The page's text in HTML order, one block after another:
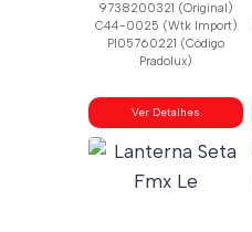
9738200321 (Original)
C44-0025 (Wtk Import)
Pl05760221 (Código
Pradolux)
Ver Detalhes